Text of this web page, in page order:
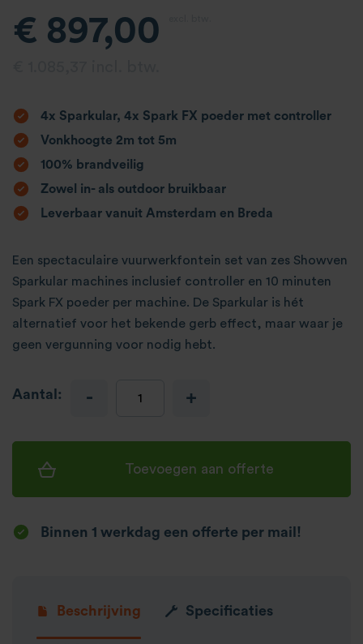
€ 897,00
4x Sparkular, 4x Spark FX poeder met controller
Vonkhoogte 2m tot 5m
100% brandveilig
Zowel in- als outdoor bruikbaar
Leverbaar vanuit Amsterdam en Breda
Een spectaculaire vuurwerkfontein set van zes Showven
Sparkular machines inclusief controller en 10 minuten
Spark FX poeder per machine. De Sparkular is hét
alternatief voor het bekende gerb effect, maar waar je
geen vergunning voor nodig hebt.
Aantal: - +
Toevoegen aan offerte
Binnen 1 werkdag een offerte per mail!
Beschrijving Specificaties